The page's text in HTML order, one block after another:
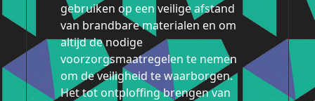
gebruiken op een veilige afstand
van brandbare materialen en om
altijd de nodige
voorzorgsmaatregelen te nemen
om de veiligheid te waarborgen.
Het tot ontploffing brengen van